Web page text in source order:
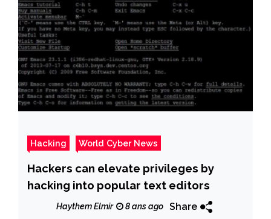
Hacking World Cyber News
Hackers can elevate privileges by
hacking into popular text editors
Haythem Elmir 8 ans ago Share